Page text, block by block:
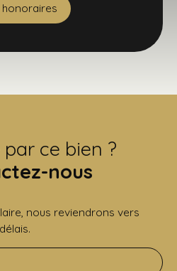
honoraires
par ce bien ?
nous
nous reviendrons vers